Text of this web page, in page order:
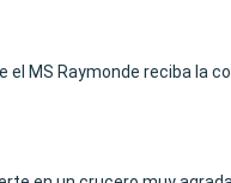
MS Raymonde reciba la